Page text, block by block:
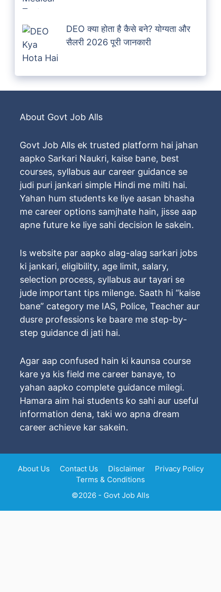
DEO क्या होता है कैसे बने? योग्यता और
सैलरी 2026 पूरी जानकारी
About Govt Job Alls
Govt Job Alls ek trusted platform hai jahan
aapko Sarkari Naukri, kaise bane, best
courses, syllabus aur career guidance se
judi puri jankari simple Hindi me milti hai.
Yahan hum students ke liye aasan bhasha
me career options samjhate hain, jisse aap
apne future ke liye sahi decision le sakein.
Is website par aapko alag-alag sarkari jobs
ki jankari, eligibility, age limit, salary,
selection process, syllabus aur tayari se
jude important tips milenge. Saath hi “kaise
bane” category me IAS, Police, Teacher aur
dusre professions ke baare me step-by-
step guidance di jati hai.
Agar aap confused hain ki kaunsa course
kare ya kis field me career banaye, to
yahan aapko complete guidance milegi.
Hamara aim hai students ko sahi aur useful
information dena, taki wo apna dream
career achieve kar sakein.
About Us Contact Us Disclaimer
Privacy Policy
Terms & Conditions
©2026 - Govt Job Alls